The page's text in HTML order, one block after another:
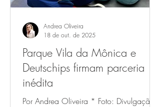
Parque Vila da Mônica e
Deutschips firmam parceria
inédita
Por Andrea Oliveira * Foto: Divulgação
Andrea Oliveira
18 de out. de 2025